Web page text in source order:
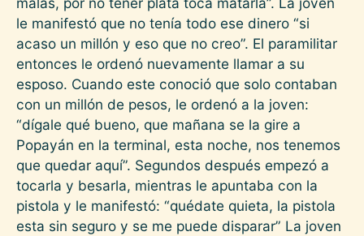
le manifestó que no tenía todo ese dinero “si
acaso un millón y eso que no creo”. El paramilitar
entonces le ordenó nuevamente llamar a su
esposo. Cuando este conoció que solo contaban
con un millón de pesos, le ordenó a la joven:
“dígale qué bueno, que mañana se la gire a
Popayán en la terminal, esta noche, nos tenemos
que quedar aquí”. Segundos después empezó a
tocarla y besarla, mientras le apuntaba con la
pistola y le manifestó: “quédate quieta, la pistola
esta sin seguro y se me puede disparar” La joven